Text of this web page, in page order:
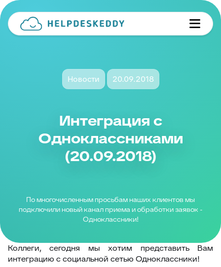
Новости 20.09.2018
Интеграция с
Одноклассниками
(20.09.2018)
По многочисленным просьбам наших клиентов мы
подключили новый канал приема и обработки заявок -
Одноклассники!
Коллеги, сегодня мы хотим представить Вам
интеграцию с социальной сетью Одноклассники!